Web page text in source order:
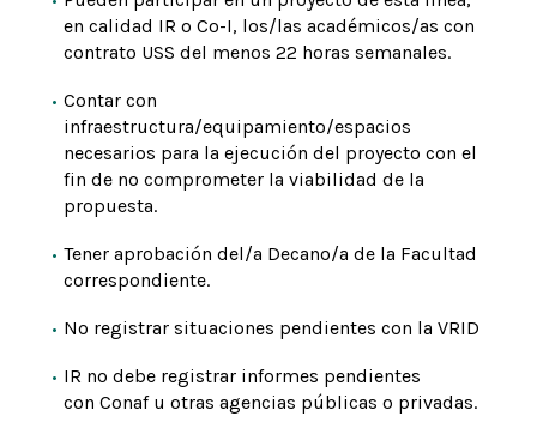
en calidad IR o Co-I, los/las académicos/as con
contrato USS del menos 22 horas semanales.
Contar con
infraestructura/equipamiento/espacios
necesarios para la ejecución del proyecto con el
fin de no comprometer la viabilidad de la
propuesta.
Tener aprobación del/a Decano/a de la Facultad
correspondiente.
No registrar situaciones pendientes con la VRID
IR no debe registrar informes pendientes
con Conaf u otras agencias públicas o privadas.